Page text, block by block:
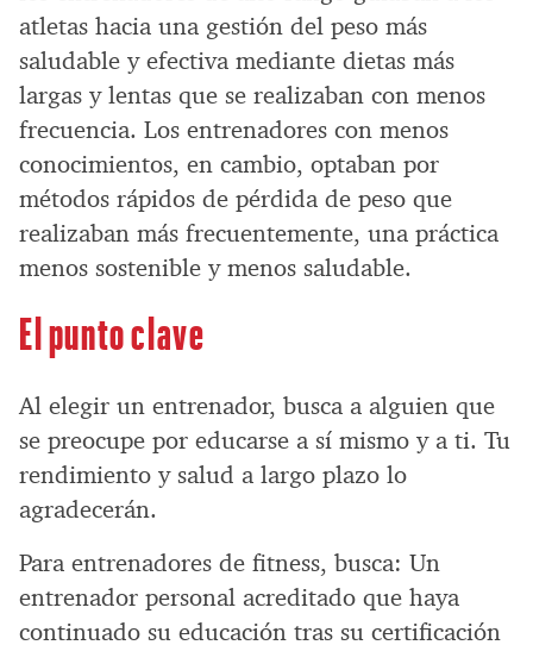
atletas hacia una gestión del peso más
saludable y efectiva mediante dietas más
largas y lentas que se realizaban con menos
frecuencia. Los entrenadores con menos
conocimientos, en cambio, optaban por
métodos rápidos de pérdida de peso que
realizaban más frecuentemente, una práctica
menos sostenible y menos saludable.
El punto clave
Al elegir un entrenador, busca a alguien que
se preocupe por educarse a sí mismo y a ti. Tu
rendimiento y salud a largo plazo lo
agradecerán.
Para entrenadores de fitness, busca: Un
entrenador personal acreditado que haya
continuado su educación tras su certificación